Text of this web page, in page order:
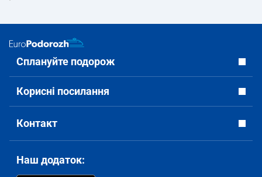
Сплануйте подорож
Корисні посилання
Контакт
Наш додаток: